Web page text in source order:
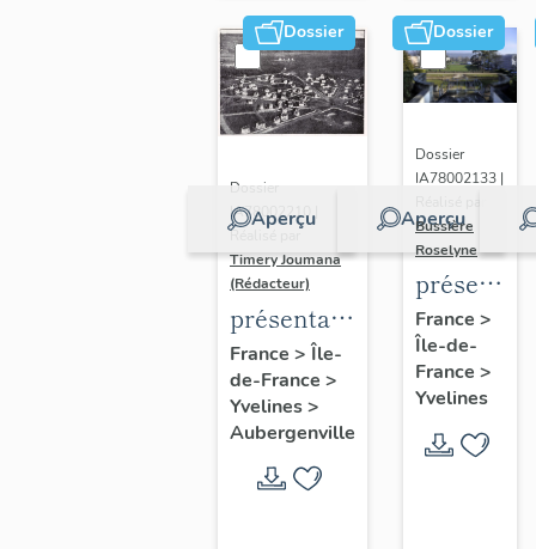
Dossier
Aperçu
Dossier
IA78002210 |
Réalisé par
Timery Joumana
(Rédacteur)
présentation
de l'étude
d'Elisabethville
France > Île-
de-France >
Yvelines>
Aubergenville
Dossier
Aperçu
Dossier
IA78002133 |
Bussière
Roselyne
du
diagnostic
et
France >
Île-de-
France >
Yvelines